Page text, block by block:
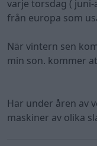
varje torsdag ( juni-
från europa som
När vintern sen
min son. kommer
Har under åren av
maskiner av olika